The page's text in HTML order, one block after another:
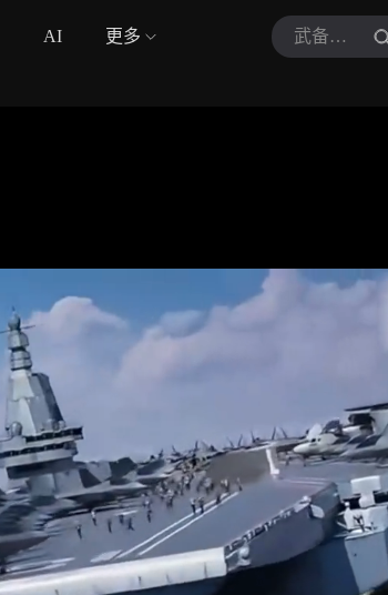
AI 更多 武备解析